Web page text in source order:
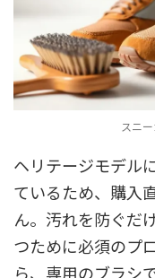
スニ
ヘリテージモデル
ているため、購入
ん。汚れを防ぐだ
つために必須のプ
ら、専用のブラシ